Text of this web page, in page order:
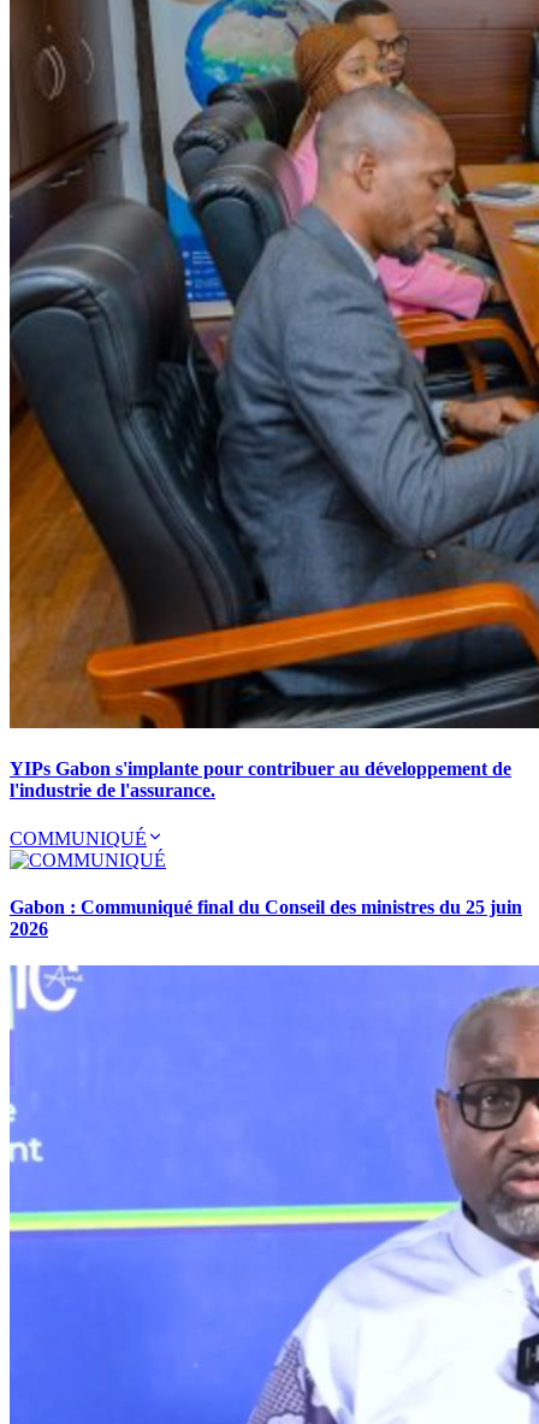
YIPs Gabon s'implante pour contribuer au développement de
l'industrie de l'assurance.
COMMUNIQUÉ
Gabon : Communiqué final du Conseil des ministres du 25 juin
2026